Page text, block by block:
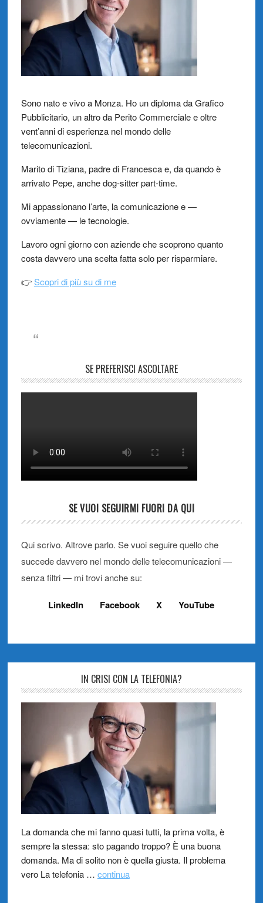
Sono nato e vivo a Monza. Ho un diploma da Grafico
Pubblicitario, un altro da Perito Commerciale e oltre
vent’anni di esperienza nel mondo delle
telecomunicazioni.
Marito di Tiziana, padre di Francesca e, da quando è
arrivato Pepe, anche dog-sitter part-time.
Mi appassionano l’arte, la comunicazione e —
ovviamente — le tecnologie.
Lavoro ogni giorno con aziende che scoprono quanto
costa davvero una scelta fatta solo per risparmiare.
👉Scopri di più su di me
SE PREFERISCI ASCOLTARE
SE VUOI SEGUIRMI FUORI DA QUI
Qui scrivo. Altrove parlo. Se vuoi seguire quello che
succede davvero nel mondo delle telecomunicazioni —
senza filtri — mi trovi anche su:
LinkedIn Facebook X YouTube
IN CRISI CON LA TELEFONIA?
La domanda che mi fanno quasi tutti, la prima volta, è
sempre la stessa: sto pagando troppo? È una buona
domanda. Ma di solito non è quella giusta. Il problema
vero La telefonia … continua